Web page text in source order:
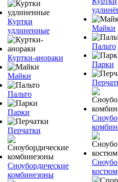
Куртки
удлиненные
Куртки-анораки
Майки
Пальто
Парки
Перчатки
Сноубордические
комбинезоны
Майки
Пальто
Парки
костюм